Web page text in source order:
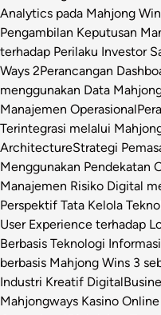
Analytics pada Mahjong
Pengambilan Keputusan
terhadap Perilaku Investor
Ways 2Perancangan
menggunakan Data
Manajemen Operasional
Terintegrasi melalui
ArchitectureStrategi
Menggunakan Pendekatan
Manajemen Risiko Digital
Perspektif Tata Kelola
User Experience terhadap
Berbasis Teknologi Informasi
berbasis Mahjong Wins 3
Industri Kreatif Digital
Mahjongways Kasino